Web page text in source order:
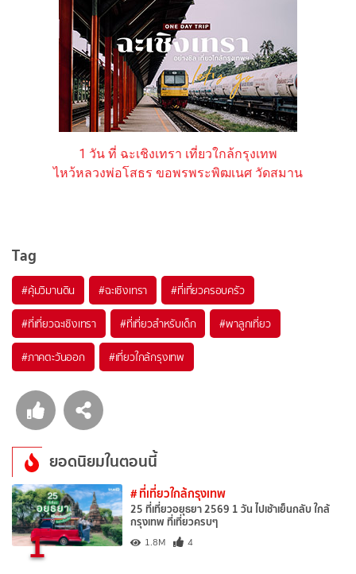
1 วัน ที่ ฉะเชิงเทรา เที่ยวใกล้กรุงเทพ
ไหว้หลวงพ่อโสธร ขอพรพระพิฒเนศ วัดสมาน
Tag
#คุ้มวิมานดิน #ฉะเชิงเทรา #ที่เที่ยวครอบครัว
#ที่เที่ยวฉะเชิงเทรา #ที่เที่ยวสำหรับเด็ก #พาลูกเที่ยว
#ภาคตะวันออก #เที่ยวใกล้กรุงเทพ
ยอดนิยมในตอนนี้
1
# ที่เที่ยวใกล้กรุงเทพ
25 ที่เที่ยวอยุธยา 2569 1 วัน ไปเช้าเย็นกลับ ใกล้
กรุงเทพ ที่เที่ยวครบๆ
1.8M 4